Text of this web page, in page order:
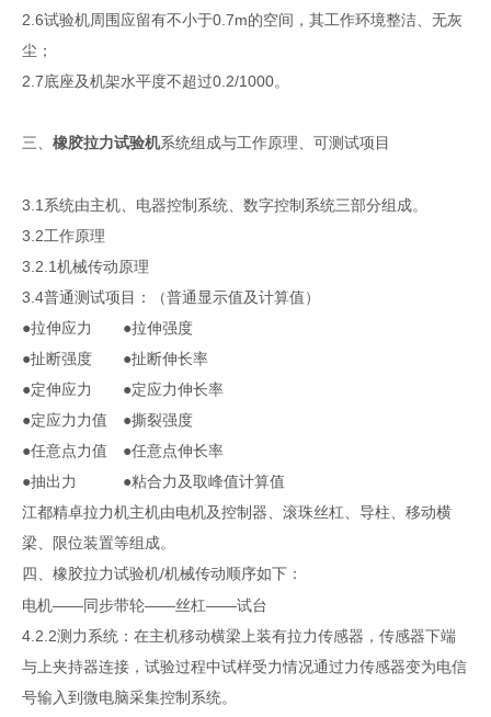
2.6试验机周围应留有不小于0.7m的空间，其工作环境整洁、无灰
尘；
2.7底座及机架水平度不超过0.2/1000。
三、 橡胶拉力试验机系统组成与工作原理、可测试项目
3.1系统由主机、电器控制系统、数字控制系统三部分组成。
3.2工作原理
3.2.1机械传动原理
3.4普通测试项目：（普通显示值及计算值）
●拉伸应力 ●拉伸强度
●扯断强度 ●扯断伸长率
●定伸应力 ●定应力伸长率
●定应力力值 ●撕裂强度
●任意点力值 ●任意点伸长率
●抽出力 ●粘合力及取峰值计算值
江都精卓拉力机主机由电机及控制器、滚珠丝杠、导柱、移动横
梁、限位装置等组成。
四、 橡胶拉力试验机/机械传动顺序如下：
电机——同步带轮——丝杠——试台
4.2.2测力系统：在主机移动横梁上装有拉力传感器，传感器下端
与上夹持器连接，试验过程中试样受力情况通过力传感器变为电信
号输入到微电脑采集控制系统。